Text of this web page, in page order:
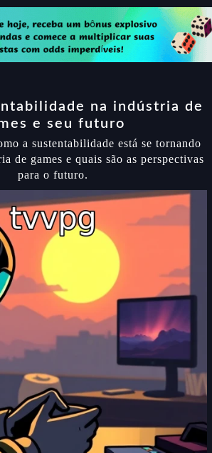
na indústria de
e seu futuro
a sustentabilidade está se tornando
de games e quais são as perspectivas
para o futuro.